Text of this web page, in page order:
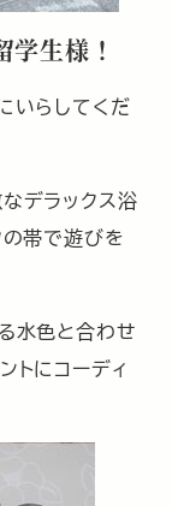
生様！
いらしてくだ
デラックス浴
の帯で遊びを
水色と合わせ
トにコーディ